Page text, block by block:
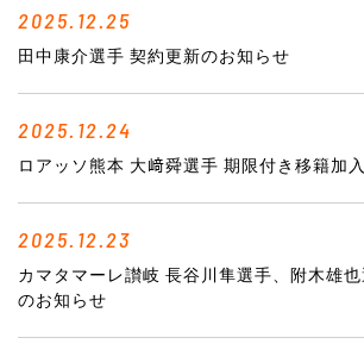
2025.12.25
田中康介選手 契約更新のお知らせ
2025.12.24
ロアッソ熊本 大﨑舜選手 期限付き移籍加
2025.12.23
カマタマーレ讃岐 長谷川隼選手、附木雄
のお知らせ